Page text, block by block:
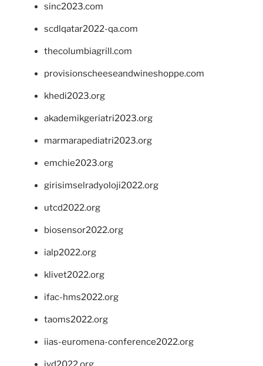
sinc2023.com
scdlqatar2022-qa.com
thecolumbiagrill.com
provisionscheeseandwineshoppe.com
khedi2023.org
akademikgeriatri2023.org
marmarapediatri2023.org
emchie2023.org
girisimselradyoloji2022.org
utcd2022.org
biosensor2022.org
ialp2022.org
klivet2022.org
ifac-hms2022.org
taoms2022.org
iias-euromena-conference2022.org